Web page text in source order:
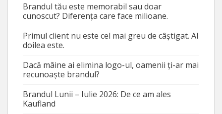
Brandul tău este memorabil sau doar
cunoscut? Diferența care face milioane.
Primul client nu este cel mai greu de câștigat. Al
doilea este.
Dacă mâine ai elimina logo-ul, oamenii ți-ar mai
recunoaște brandul?
Brandul Lunii – Iulie 2026: De ce am ales
Kaufland